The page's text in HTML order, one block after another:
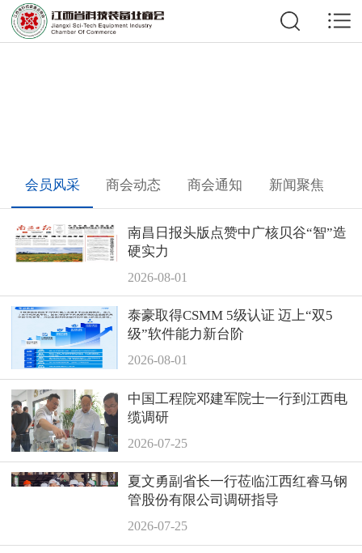
会员风采 商会动态 商会通知 新闻聚焦
南昌日报头版点赞中广核贝谷“智”造
硬实力
2026-08-01
泰豪取得CSMM 5级认证 迈上“双5
级”软件能力新台阶
2026-08-01
中国工程院邓建军院士一行到江西电
缆调研
2026-07-25
夏文勇副省长一行莅临江西红睿马钢
管股份有限公司调研指导
2026-07-25